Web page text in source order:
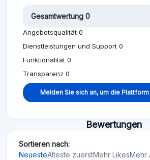
Gesamtwertung 0
Angebotsqualität 0
Dienstleistungen und Support 0
Funktionalität 0
Transparenz 0
Melden Sie sich an, um die
Bewertungen
Sortieren nach:
NeuesteÄlteste zuerstMehr LikesMehr